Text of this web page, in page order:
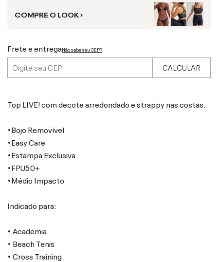
COMPRE O LOOK ›
Frete e entregaNão sabe seu CEP?
CALCULAR
Top LIVE! com decote arredondado e strappy nas costas.
•Bojo Removível
•Easy Care
•Estampa Exclusiva
•FPU50+
•Médio Impacto
Indicado para:
• Academia
• Beach Tenis
• Cross Training